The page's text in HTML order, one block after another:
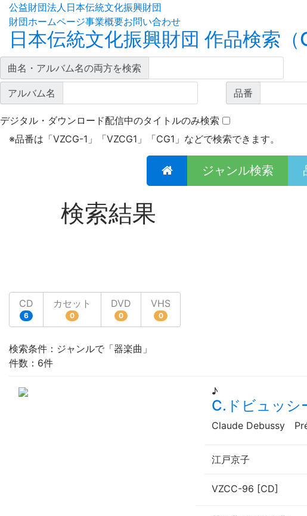
公益財団法人日本伝統文化振興財団
財団ホームページ事業概要お問い合わせ
日本伝統文化振興財団 作品検索（
曲名・アルバム名の両方を検索
アルバム名 品番
デジタル・ダウンロード配信中のタイトルのみ検索
※品番は「VZCG-1」「VZCG1」「CG1」などで検索できます。
ジャンル検索
検索結果
CD
6
カセット
0
DVD
0
VHS
0
検索条件：ジャンルで「器楽曲」
件数：6件
♪
C.ドビュッシ
Claude Debussy
江戸京子
VZCC-96 [CD]